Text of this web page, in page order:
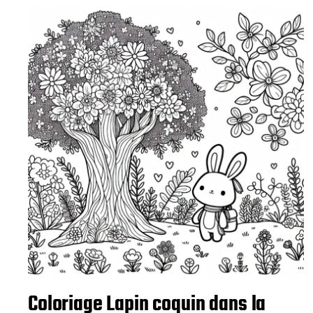
t
i
o
n
Coloriage Lapin coquin dans la